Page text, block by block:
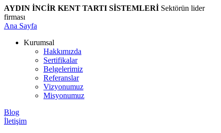
AYDIN İNCİR KENT TARTI SİSTEMLERİ Sektörün lider
firması
Ana Sayfa
Kurumsal
Hakkımızda
Sertifikalar
Belgelerimiz
Referanslar
Vizyonumuz
Misyonumuz
Blog
İletişim